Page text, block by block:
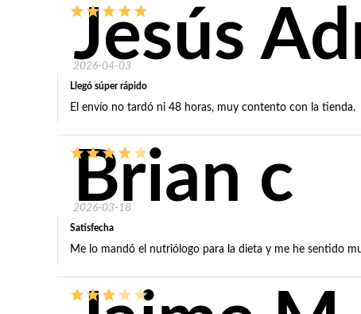
Jesús
2026-04-03
Llegó súper rápido
El envío no tardó ni 48 horas, muy contento con la tienda.
Brian c
2026-03-18
Satisfecha
Me lo mandó el nutriólogo para la dieta y me he sentido